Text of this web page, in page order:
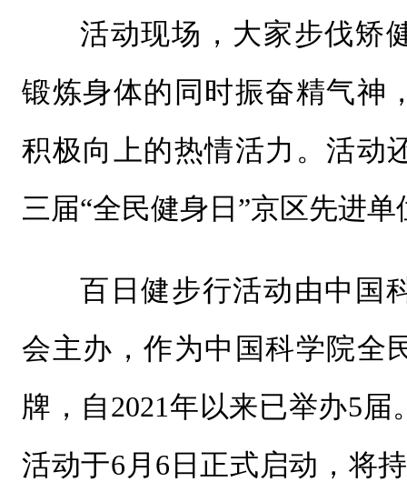
活动现场，大家步伐矫
锻炼身体的同时振奋精气神
积极向上的热情活力。活动
三届“全民健身日”京区先进
百日健步行活动由中国
会主办，作为中国科学院全
牌，自2021年以来已举办5
活动于6月6日正式启动，将